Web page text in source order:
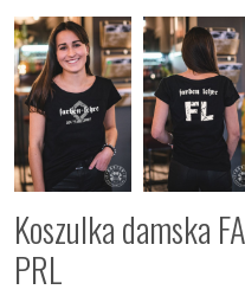
Koszulka damska
PRL